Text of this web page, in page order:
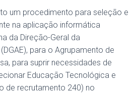
um procedimento para seleção e
na aplicação informática
da Direção-Geral da
para o Agrupamento de
para suprir necessidades de
Educação Tecnológica e
de recrutamento 240) no